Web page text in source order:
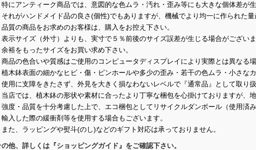
にアンティーク商品では、意図的な色ムラ・汚れ・歪み等にも大きな個体差が生
れがハンドメイド品の良さ(個性)でもありますが、機械でより均一に作られた量
質の商品をお求めのお客様は、購入をお控え下さい。
表示サイズ（外寸）よりも、実寸で５％前後のサイズ誤差が生じる場合がございま
裕をもったサイズをお買い求め下さい。
商品の色合いや質感はご使用のコンピュータディスプレイにより実際とは異なる
植木鉢表面の細かなヒビ・傷・ピンホールや多少の歪み・若干の色ムラ・小さなカ
用に支障をきたさず、外見を大きく損なわないレベルで『通常品』として取り扱
当店では、植木鉢の形状や素材に合ったより丁寧な梱包を心掛けておりますが、
度・品質を十分考慮した上で、エコ梱包としてリサイクルダンボール（使用済
入した際の緩衝剤等を使用する場合もございます。
た、ラッピングや熨斗(のし)などのギフト対応は承っておりません。
の他、詳しくは『ショッピングガイド』をご確認下さい。